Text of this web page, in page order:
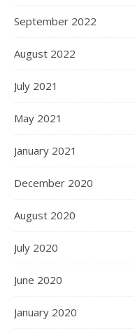
September 2022
August 2022
July 2021
May 2021
January 2021
December 2020
August 2020
July 2020
June 2020
January 2020